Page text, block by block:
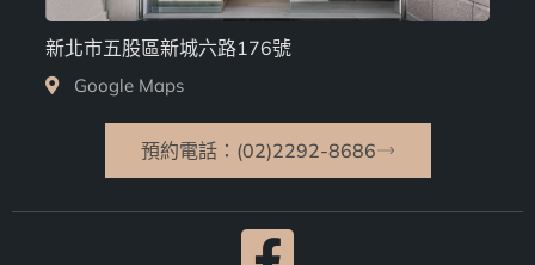
新北市五股區新城六路176號
Google Maps
預約電話：(02)2292-8686